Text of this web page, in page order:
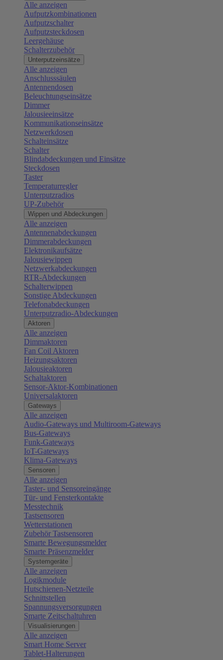
Alle anzeigen
Aufputzkombinationen
Aufputzschalter
Aufputzsteckdosen
Leergehäuse
Schalterzubehör
Unterputzeinsätze
Alle anzeigen
Anschlusssäulen
Antennendosen
Beleuchtungseinsätze
Dimmer
Jalousieeinsätze
Kommunikationseinsätze
Netzwerkdosen
Schalteinsätze
Schalter
Blindabdeckungen und Einsätze
Steckdosen
Taster
Temperaturregler
Unterputzradios
UP-Zubehör
Wippen und Abdeckungen
Alle anzeigen
Antennenabdeckungen
Dimmerabdeckungen
Elektronikaufsätze
Jalousiewippen
Netzwerkabdeckungen
RTR-Abdeckungen
Schalterwippen
Sonstige Abdeckungen
Telefonabdeckungen
Unterputzradio-Abdeckungen
Aktoren
Alle anzeigen
Dimmaktoren
Fan Coil Aktoren
Heizungsaktoren
Jalousieaktoren
Schaltaktoren
Sensor-Aktor-Kombinationen
Universalaktoren
Gateways
Alle anzeigen
Audio-Gateways und Multiroom-Gateways
Bus-Gateways
Funk-Gateways
IoT-Gateways
Klima-Gateways
Sensoren
Alle anzeigen
Taster- und Sensoreingänge
Tür- und Fensterkontakte
Messtechnik
Tastsensoren
Wetterstationen
Zubehör Tastsensoren
Smarte Bewegungsmelder
Smarte Präsenzmelder
Systemgeräte
Alle anzeigen
Logikmodule
Hutschienen-Netzteile
Schnittstellen
Spannungsversorgungen
Smarte Zeitschaltuhren
Visualisierungen
Alle anzeigen
Smart Home Server
Tablet-Halterungen